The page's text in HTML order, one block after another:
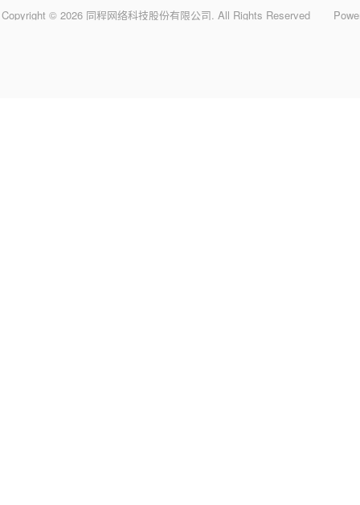
Copyright © 2026 同程网络科技股份有限公司. All Rights Reserved